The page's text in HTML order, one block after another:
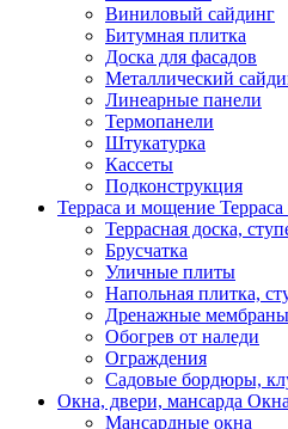
Виниловый сайдинг
Битумная плитка
Доска для фасадов
Металлический
Линеарные панели
Термопанели
Штукатурка
Кассеты
Подконструкция
Терраса и мощение
Террасная доска,
Брусчатка
Уличные плиты
Напольная плитка,
Дренажные мембраны
Обогрев от наледи
Ограждения
Садовые бордюры,
Окна, двери, мансарда
Мансардные окна